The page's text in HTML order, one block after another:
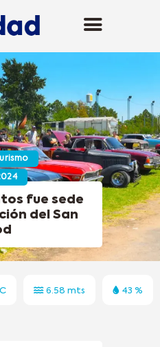
herramientas
fue sede
del San
6.58 mts 43 %